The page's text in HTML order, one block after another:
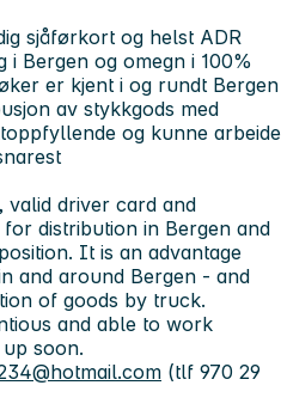
sjåførkort og helst ADR
i Bergen og omegn i 100%
er kjent i og rundt Bergen
av stykkgods med
og kunne arbeide
valid driver card and
distribution in Bergen and
It is an advantage
and around Bergen - and
of goods by truck.
and able to work
soon.
(tlf 970 29